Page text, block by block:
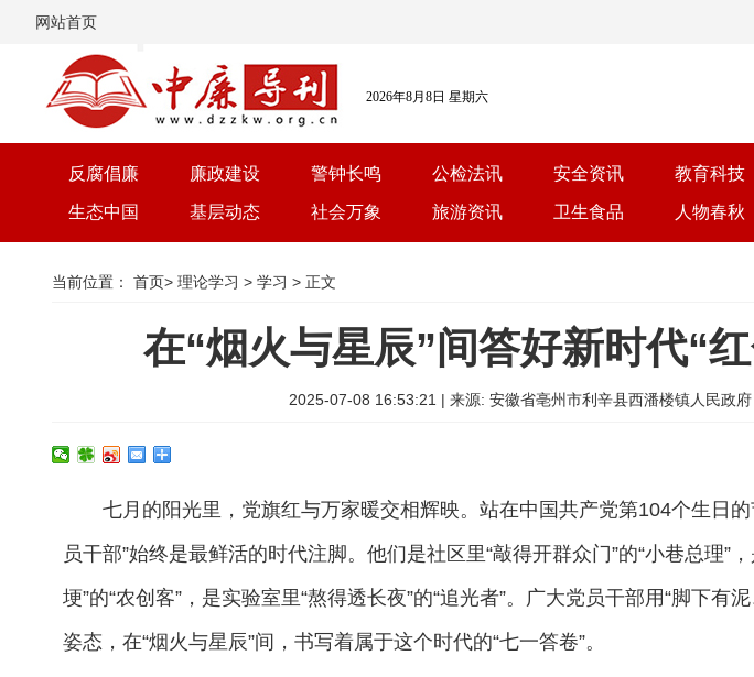
网站首页
2026年8月8日 星期六
反腐倡廉 廉政建设 警钟长鸣 公检法讯 安全资讯 教育科技
生态中国 基层动态 社会万象 旅游资讯 卫生食品 人物春秋
当前位置： 首页> 理论学习 > 学习 > 正文
在“烟火与星辰”间答好新时代“
2025-07-08 16:53:21 | 来源: 安徽省亳州市利辛县西潘楼镇人民政府
七月的阳光里，党旗红与万家暖交相辉映。站在中国共产党第104个生日
员干部”始终是最鲜活的时代注脚。他们是社区里“敲得开群众门”的“小巷总理”
埂”的“农创客”，是实验室里“熬得透长夜”的“追光者”。广大党员干部用“脚下有
姿态，在“烟火与星辰”间，书写着属于这个时代的“七一答卷”。